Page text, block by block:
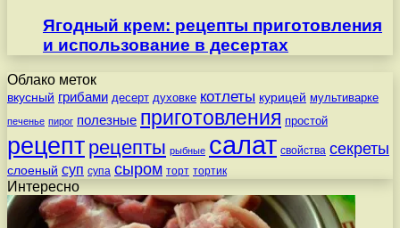
Ягодный крем: рецепты приготовления
и использование в десертах
Облако меток
вкусный грибами десерт духовке котлеты курицей мультиварке
печенье пирог полезные приготовления простой
рецепт рецепты рыбные салат свойства секреты
слоеный суп супа сыром торт тортик
Интересно